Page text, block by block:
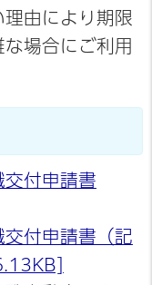
由により期限
場合にご利用
交付申請書
付申請書（記